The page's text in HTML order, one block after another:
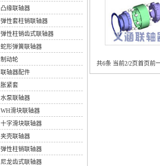
凸缘联轴器
弹性套柱销联轴器
弹性柱销齿式联轴器
蛇形弹簧联轴器
制动轮
联轴器配件
胀紧套
水泵联轴器
WH滑块联轴器
十字滑块联轴器
夹壳联轴器
弹性柱销联轴器
尼龙齿式联轴器
共6条 当前2/2页首页前